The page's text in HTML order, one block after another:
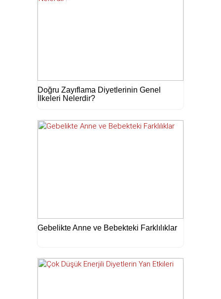
Doğru Zayıflama Diyetlerinin Genel
İlkeleri Nelerdir?
Gebelikte Anne ve Bebekteki Farklılıklar